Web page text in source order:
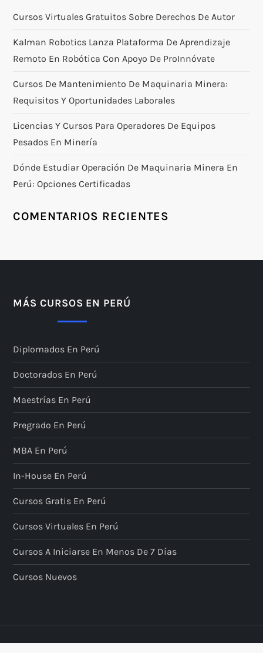
Cursos Virtuales Gratuitos Sobre Derechos De Autor
Kalman Robotics Lanza Plataforma De Aprendizaje
Remoto En Robótica Con Apoyo De ProInnóvate
Cursos De Mantenimiento De Maquinaria Minera:
Requisitos Y Oportunidades Laborales
Licencias Y Cursos Para Operadores De Equipos
Pesados En Minería
Dónde Estudiar Operación De Maquinaria Minera En
Perú: Opciones Certificadas
COMENTARIOS RECIENTES
MÁS CURSOS EN PERÚ
Diplomados En Perú
Doctorados En Perú
Maestrías En Perú
Pregrado En Perú
MBA En Perú
In-House En Perú
Cursos Gratis En Perú
Cursos Virtuales En Perú
Cursos A Iniciarse En Menos De 7 Días
Cursos Nuevos